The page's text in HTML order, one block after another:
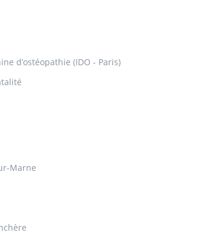
d’ostéopathie (IDO - Paris)
Marne